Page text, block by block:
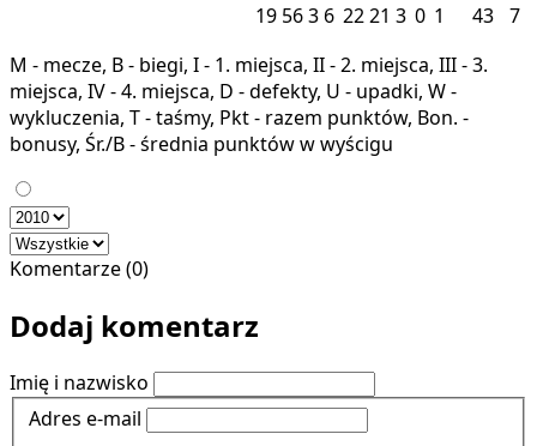
19 563 6 2221 3 0 1 43 7
M - mecze, B - biegi, I - 1. miejsca, II - 2. miejsca, III - 3.
miejsca, IV - 4. miejsca, D - defekty, U - upadki, W -
wykluczenia, T - taśmy, Pkt - razem punktów, Bon. -
bonusy, Śr./B - średnia punktów w wyścigu
Komentarze (0)
Dodaj komentarz
Imię i nazwisko
Adres e-mail